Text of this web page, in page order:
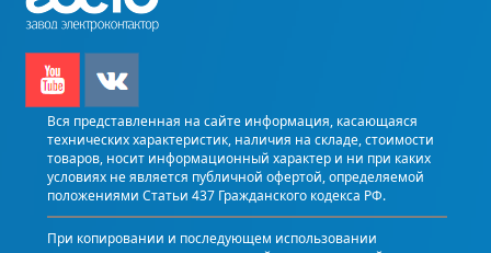
Вся представленная на сайте информация, касающаяся
технических характеристик, наличия на складе, стоимости
товаров, носит информационный характер и ни при каких
условиях не является публичной офертой, определяемой
положениями Статьи 437 Гражданского кодекса РФ.
При копировании и последующем использовании